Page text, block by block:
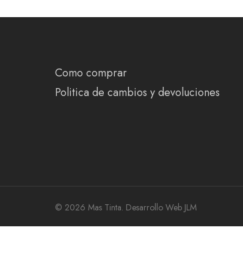
Como comprar
Politica de cambios y devoluciones
© 2026 Mas Tinta. Desarrollo Web JLM